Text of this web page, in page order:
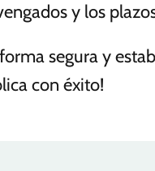
y los
segura y
con éxito!